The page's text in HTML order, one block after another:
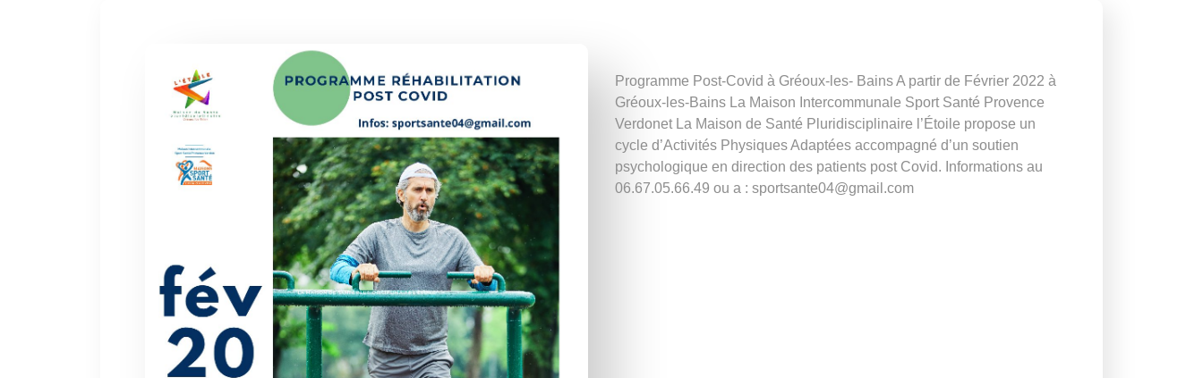
Programme Post-Covid à Gréoux-les- Bains A partir de Février 2022 à
Gréoux-les-Bains La Maison Intercommunale Sport Santé Provence
Verdonet La Maison de Santé Pluridisciplinaire l’Étoile propose un
cycle d’Activités Physiques Adaptées accompagné d’un soutien
psychologique en direction des patients post Covid. Informations au
06.67.05.66.49 ou a : sportsante04@gmail.com